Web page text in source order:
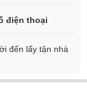
điện thoại
đến lấy tận nhà